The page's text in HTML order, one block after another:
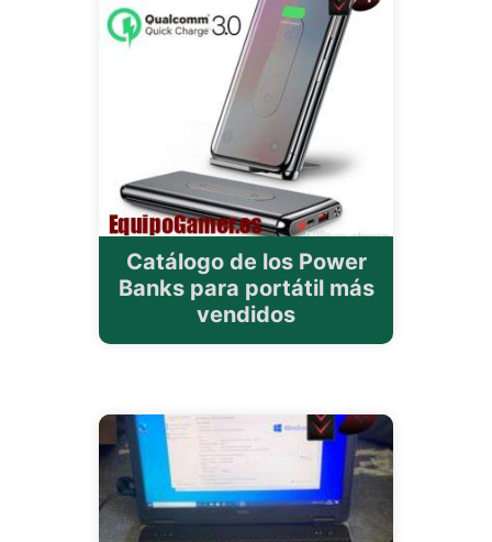
Catálogo de los Power
Banks para portátil más
vendidos